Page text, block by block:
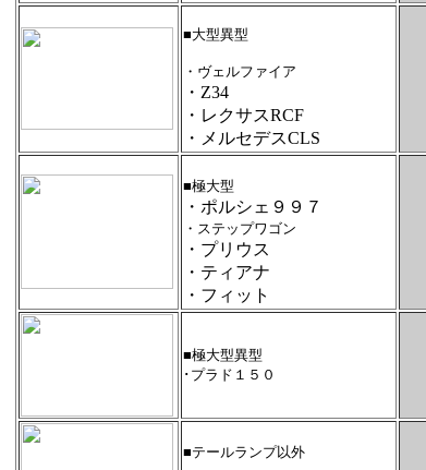
■大型異型
・ヴェルファイア
・Z34
・レクサスRCF
・メルセデスCLS
■極大型
・ポルシェ９９７
・ステップワゴン
・プリウス
・ティアナ
・フィット
■極大型異型
･プラド１５０
■テールランプ以外